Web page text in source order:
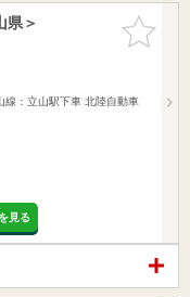
お気に入
りに追加
県＞
：立山駅下車 北陸自動車
見る